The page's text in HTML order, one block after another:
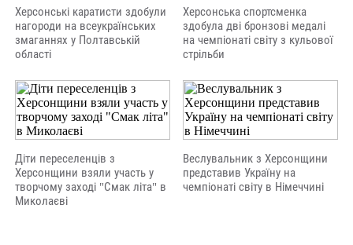
Херсонські каратисти здобули
нагороди на всеукраїнських
змаганнях у Полтавській
області
Херсонська спортсменка
здобула дві бронзові медалі
на чемпіонаті світу з кульової
стрільби
Діти переселенців з
Херсонщини взяли участь у
творчому заході "Смак літа" в
Миколаєві
Веслувальник з Херсонщини
представив Україну на
чемпіонаті світу в Німеччині